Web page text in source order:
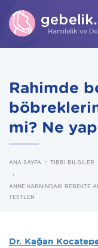
Rahimde
mi? Ne
ANA SAYFA TIBBİ BİLGİLER
ANNE KARNINDAKİ BEBEKTE
TESTLER
Dr. Kağan